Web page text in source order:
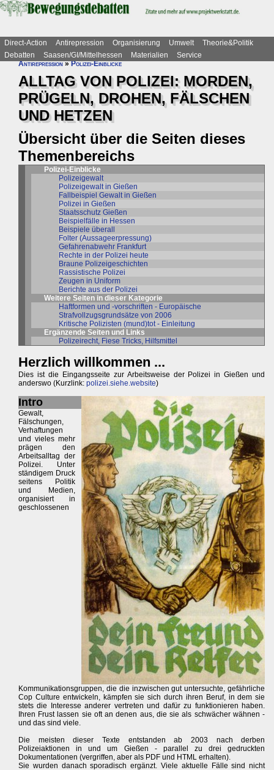
Direct-Action Antirepression Organisierung Umwelt
Theorie&Politik
Debatten
Saasen/GI/Mittelhessen Materialien
Service
Antirepression»Polizei-Einblicke
ALLTAG VON POLIZEI: MORDEN,
PRÜGELN, DROHEN, FÄLSCHEN
UND HETZEN
Übersicht über die Seiten dieses
Themenbereichs
Polizei-Einblicke
Polizeigewalt
Polizeigewalt in Gießen
Fallbeispiel Gewalt in Gießen
Polizei in Gießen
Staatsschutz Gießen
Beispielfälle in Hessen
Beispiele überall
Folter (Aussageerpressung)
Gefahrenabwehr Frankfurt
Rechte in der Polizei heute
Braune Polizeigeschichten
Rassistische Polizei
Zeugen in Uniform
Berichte aus der Polizei
Weitere Seiten in dieser Kategorie
Haftformen und -vorschriften - Europäische
Strafvollzugsgrundsätze von 2006
Kritische Polizisten (mund)tot - Einleitung
Ergänzende Seiten und Links
Polizeirecht, Fiese Tricks, Hilfsmittel
Herzlich willkommen ...
Dies ist die Eingangsseite zur Arbeitsweise der Polizei in Gießen und
anderswo (Kurzlink: polizei.siehe.website)
Intro
Gewalt,
Fälschungen,
Verhaftungen
und vieles mehr
prägen den
Arbeitsalltag der
Polizei. Unter
ständigem Druck
seitens Politik
und Medien,
organisiert in
geschlossenen
Kommunikationsgruppen, die die inzwischen gut untersuchte, gefährliche
Cop Culture entwickeln, kämpfen sie sich durch ihren Beruf, in dem sie
stets die Interesse anderer vertreten und dafür zu funktionieren haben.
Ihren Frust lassen sie oft an denen aus, die sie als schwächer wähnen -
und das sind viele.
Die meisten dieser Texte entstanden ab 2003 nach derben
Polizeiaktionen in und um Gießen - parallel zu drei gedruckten
Dokumentationen (vergriffen, aber als PDF und HTML erhalten).
Sie wurden danach sporadisch ergänzt. Viele aktuelle Fälle sind nicht